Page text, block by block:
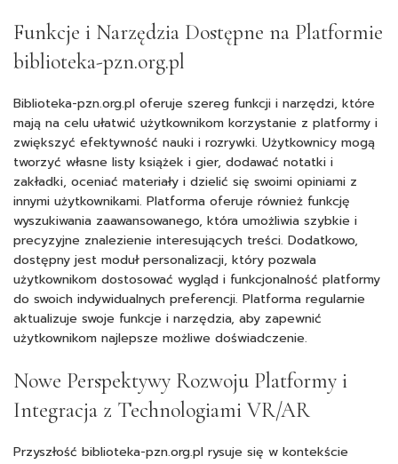
Funkcje i Narzędzia Dostępne na Platformie
biblioteka-pzn.org.pl
Biblioteka-pzn.org.pl oferuje szereg funkcji i narzędzi, które
mają na celu ułatwić użytkownikom korzystanie z platformy i
zwiększyć efektywność nauki i rozrywki. Użytkownicy mogą
tworzyć własne listy książek i gier, dodawać notatki i
zakładki, oceniać materiały i dzielić się swoimi opiniami z
innymi użytkownikami. Platforma oferuje również funkcję
wyszukiwania zaawansowanego, która umożliwia szybkie i
precyzyjne znalezienie interesujących treści. Dodatkowo,
dostępny jest moduł personalizacji, który pozwala
użytkownikom dostosować wygląd i funkcjonalność platformy
do swoich indywidualnych preferencji. Platforma regularnie
aktualizuje swoje funkcje i narzędzia, aby zapewnić
użytkownikom najlepsze możliwe doświadczenie.
Nowe Perspektywy Rozwoju Platformy i
Integracja z Technologiami VR/AR
Przyszłość biblioteka-pzn.org.pl rysuje się w kontekście